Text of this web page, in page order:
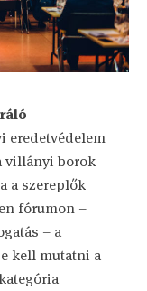
eredetvédelem
villányi borok
a szereplők
fórumon –
– a
kell mutatni a